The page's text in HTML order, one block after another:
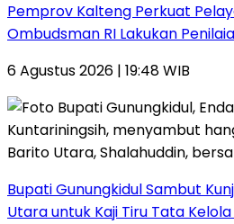
Pemprov Kalteng Perkuat
Ombudsman RI Lakukan
6 Agustus 2026 | 19:48 WIB
Bupati Gunungkidul Sambut
Utara untuk Kaji Tiru Tata